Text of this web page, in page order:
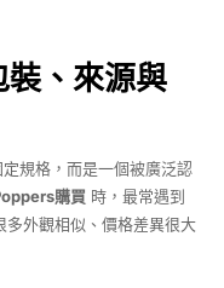
、來源與
規格，而是一個被廣泛認
購買 時，最常遇到
多外觀相似、價格差異很大